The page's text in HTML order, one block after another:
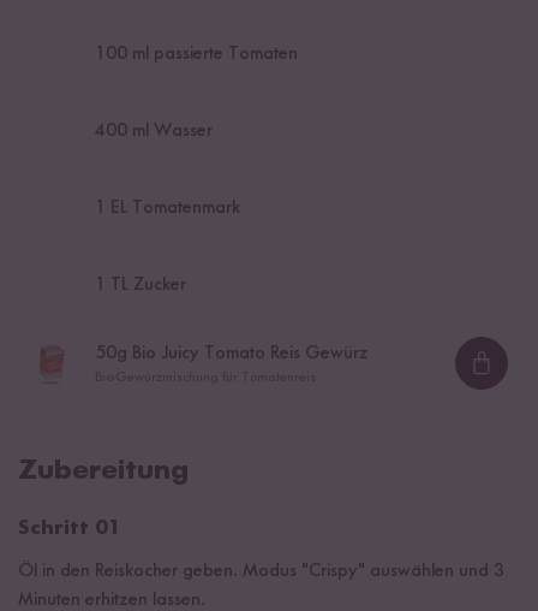
100 ml passierte Tomaten
400 ml Wasser
1 EL Tomatenmark
1 TL Zucker
50g Bio Juicy Tomato Reis Gewürz
Zubereitung
Schritt 01
Öl in den Reiskocher geben. Modus "Crispy" auswählen und 3
Minuten erhitzen lassen.